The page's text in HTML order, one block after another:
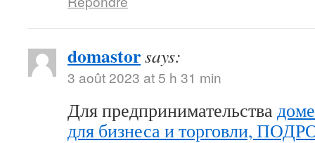
domastorsays:
3 août 2023 at 5 h 31 min
Для предпринимательства
для бизнеса и торговли,